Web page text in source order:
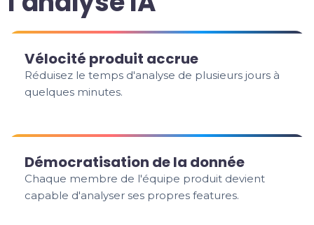
Vélocité produit accrue
Réduisez le temps d'analyse de plusieurs jours à
quelques minutes.
Démocratisation de la donnée
Chaque membre de l'équipe produit devient
capable d'analyser ses propres features.